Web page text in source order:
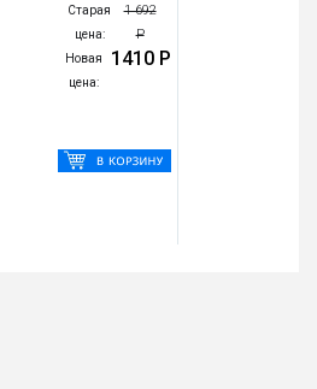
Старая
цена:
1 692
Р
Новая
цена:
1410 Р